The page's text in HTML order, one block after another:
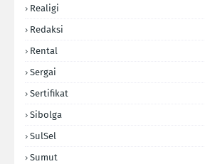
Realigi
Redaksi
Rental
Sergai
Sertifikat
Sibolga
SulSel
Sumut